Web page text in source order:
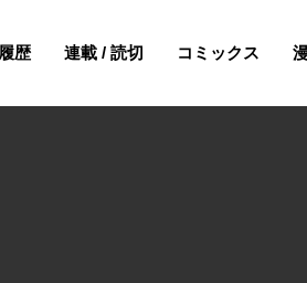
履歴 連載 / 読切 コミックス